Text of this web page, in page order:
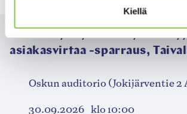
Kiellä
asiakasvirtaa -sparraus,
Oskun auditorio (Jokijärventie 2
30.09.2026 klo 10:00